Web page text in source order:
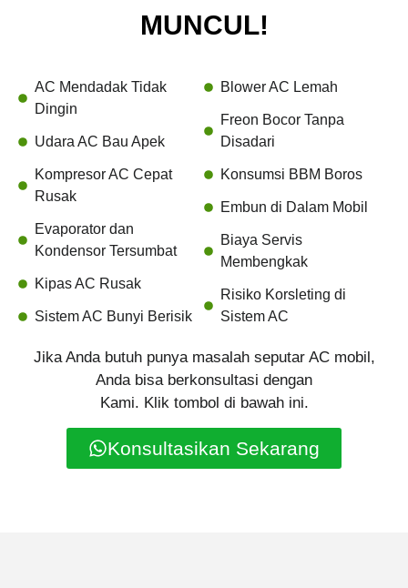
MUNCUL!
AC Mendadak Tidak
Dingin
Udara AC Bau Apek
Kompresor AC Cepat
Rusak
Evaporator dan
Kondensor Tersumbat
Kipas AC Rusak
Sistem AC Bunyi Berisik
Blower AC Lemah
Freon Bocor Tanpa
Disadari
Konsumsi BBM Boros
Embun di Dalam Mobil
Biaya Servis
Membengkak
Risiko Korsleting di
Sistem AC
Jika Anda butuh punya masalah seputar AC mobil,
Anda bisa berkonsultasi dengan
Kami. Klik tombol di bawah ini.
Konsultasikan Sekarang